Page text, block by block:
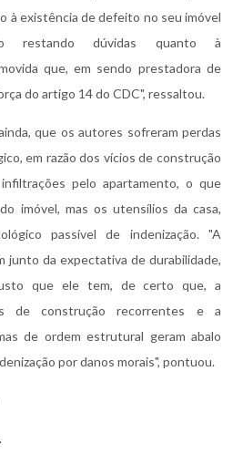
à existência de defeito no seu imóvel
restando dúvidas quanto à
que, em sendo prestadora de
do artigo 14 do CDC", ressaltou.
que os autores sofreram perdas
em razão dos vícios de construção
pelo apartamento, o que
imóvel, mas os utensílios da casa,
passível de indenização. "A
junto da expectativa de durabilidade,
que ele tem, de certo que, a
de construção recorrentes e a
de ordem estrutural geram abalo
por danos morais", pontuou.